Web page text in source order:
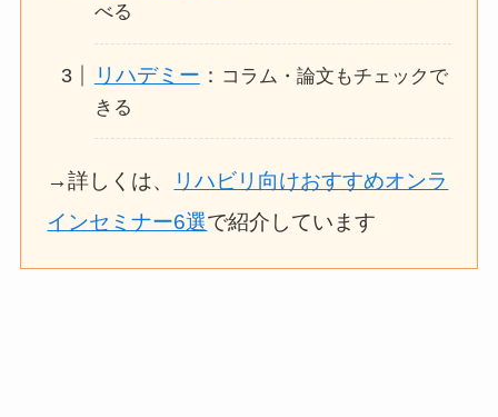
べる
リハデミー ： コラム・論文もチェックで
きる
→詳しくは、
リハビリ向けおすすめオンラ
インセミナー6選で紹介しています